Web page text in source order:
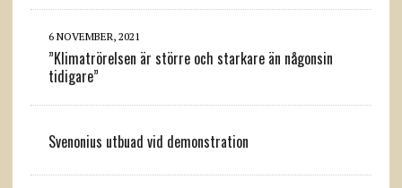
6 NOVEMBER, 2021
”Klimatrörelsen är större och starkare än någonsin
tidigare”
Svenonius utbuad vid demonstration